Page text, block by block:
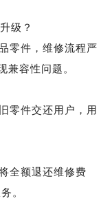
级？
零件，维修流程严
兼容性问题。
零件交还用户，用
全额退还维修费
。